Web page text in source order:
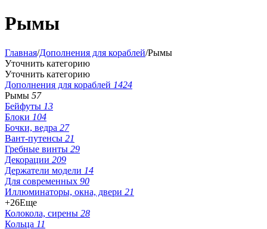
Рымы
Главная/Дополнения для кораблей/Рымы
Уточнить категорию
Уточнить категорию
Дополнения для кораблей 1424
Рымы 57
Бейфуты 13
Блоки 104
Бочки, ведра 27
Вант-путенсы 21
Гребные винты 29
Декорации 209
Держатели модели 14
Для современных 90
Иллюминаторы, окна, двери 21
+26Еще
Колокола, сирены 28
Кольца 11